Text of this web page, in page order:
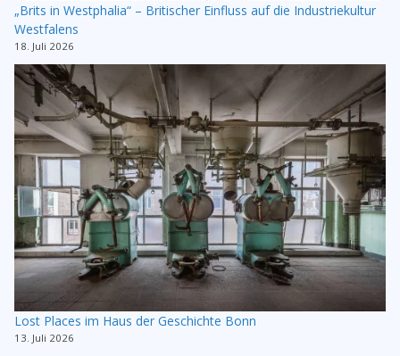
„Brits in Westphalia“ – Britischer Einfluss auf die Industriekultur
Westfalens
18. Juli 2026
Lost Places im Haus der Geschichte Bonn
13. Juli 2026